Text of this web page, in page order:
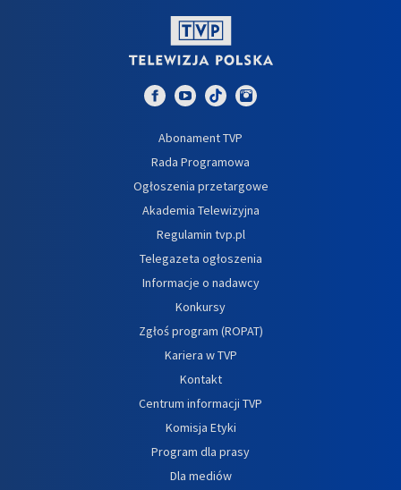
Abonament TVP
Rada Programowa
Ogłoszenia przetargowe
Akademia Telewizyjna
Regulamin tvp.pl
Telegazeta ogłoszenia
Informacje o nadawcy
Konkursy
Zgłoś program (ROPAT)
Kariera w TVP
Kontakt
Centrum informacji TVP
Komisja Etyki
Program dla prasy
Dla mediów